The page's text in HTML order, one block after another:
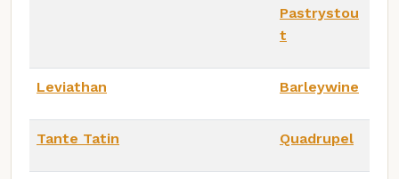
Pastrystou
t
Leviathan Barleywine
Tante Tatin Quadrupel